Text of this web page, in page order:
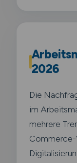
2026
Die
im
mehrere
Commerce-